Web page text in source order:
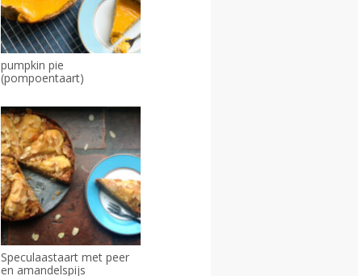
pumpkin pie
(pompoentaart)
Speculaastaart met peer
en amandelspijs